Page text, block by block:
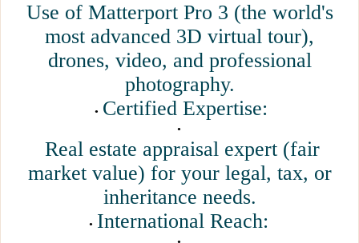
Use of Matterport Pro 3 (the world's
most advanced 3D virtual tour),
drones, video, and professional
photography.
Certified Expertise:
Real estate appraisal expert (fair
market value) for your legal, tax, or
inheritance needs.
International Reach: